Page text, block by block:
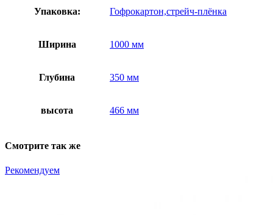
Упаковка: Гофрокартон,стрейч-плёнка
Ширина 1000 мм
Глубина 350 мм
высота 466 мм
Смотрите так же
Рекомендуем